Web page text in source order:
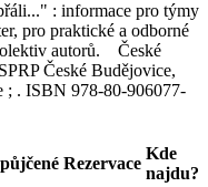
: informace pro týmy
pro praktické a odborné
autorů. České
České Budějovice,
; . ISBN 978-80-906077-
Rezervace
Kde
najdu?